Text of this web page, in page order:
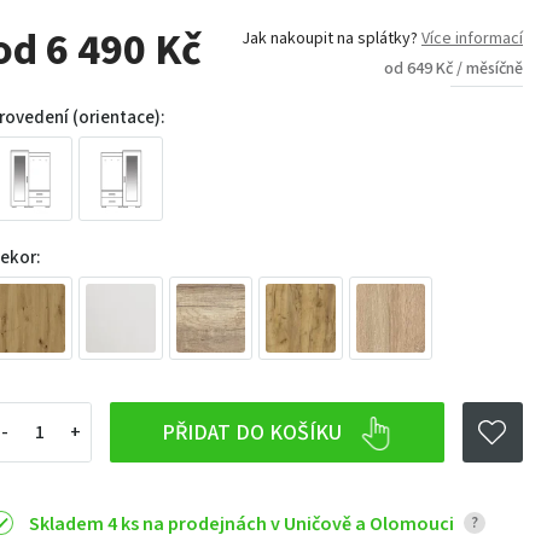
6 490 Kč Jak nakoupit na splátky? Více informací
od 649 Kč / měsíčně
(orientace):
PŘIDAT DO KOŠÍKU
Skladem 4 ks na prodejnách v Uničově a Olomouci ?